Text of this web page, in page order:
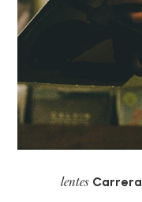
lentes Carrera